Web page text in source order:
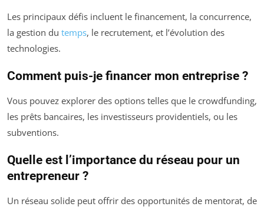
Les principaux défis incluent le financement, la concurrence,
la gestion du temps, le recrutement, et l’évolution des
technologies.
Comment puis-je financer mon entreprise ?
Vous pouvez explorer des options telles que le crowdfunding,
les prêts bancaires, les investisseurs providentiels, ou les
subventions.
Quelle est l’importance du réseau pour un
entrepreneur ?
Un réseau solide peut offrir des opportunités de mentorat, de